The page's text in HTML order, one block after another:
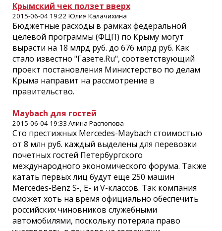
Крымский чек ползет вверх
2015-06-04 19:22 Юлия Калачихина
Бюджетные расходы в рамках федеральной
целевой программы (ФЦП) по Крыму могут
вырасти на 18 млрд руб. до 676 млрд руб. Как
стало известно "Газете.Ru", соответствующий
проект постановления Министерство по делам
Крыма направит на рассмотрение в
правительство.
Maybach для гостей
2015-06-04 19:33 Алина Распопова
Сто престижных Mercedes-Maybach стоимостью
от 8 млн руб. каждый выделены для перевозки
почетных гостей Петербургского
международного экономического форума. Также
катать первых лиц будут еще 250 машин
Mercedes-Benz S-, E- и V-классов. Так компания
сможет хоть на время официально обеспечить
российских чиновников служебными
автомобилями, поскольку потеряла право